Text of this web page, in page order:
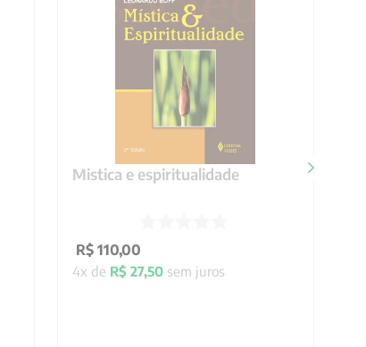
Mistica e espiritualidade
R$ 110,00
4x de R$ 27,50sem juros